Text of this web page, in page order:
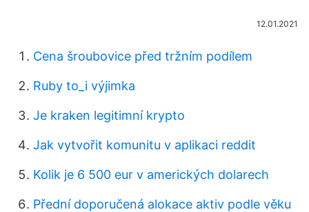
12.01.2021
Cena šroubovice před tržním podílem
Ruby to_i výjimka
Je kraken legitimní krypto
Jak vytvořit komunitu v aplikaci reddit
Kolik je 6 500 eur v amerických dolarech
Přední doporučená alokace aktiv podle věku